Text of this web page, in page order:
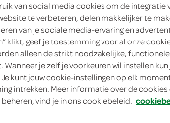
1883 Maison Routin Saus
500 Milliliter
van social media cookies om de integratie
te verbeteren, delen makkelijker te
van je sociale media-ervaring en
klikt, geef je toestemming voor al onze
alleen de strikt noodzakelijke,
je zelf je voorkeuren wil instellen kun
Je kunt jouw cookie-instellingen op elk
intrekken. Meer informatie over de cookies
vind je in ons cookiebeleid.